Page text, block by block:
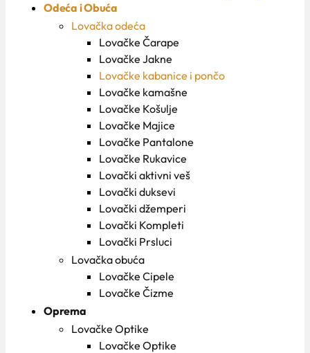
Odeća i Obuća
Lovačka odeća
Lovačke Čarape
Lovačke Jakne
Lovačke kabanice i pončo
Lovačke kamašne
Lovačke Košulje
Lovačke Majice
Lovačke Pantalone
Lovačke Rukavice
Lovački aktivni veš
Lovački duksevi
Lovački džemperi
Lovački Kompleti
Lovački Prsluci
Lovačka obuća
Lovačke Cipele
Lovačke Čizme
Oprema
Lovačke Optike
Lovačke Optike